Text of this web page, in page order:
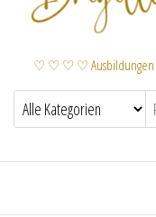
♡ ♡ ♡ ♡ Ausbildungen